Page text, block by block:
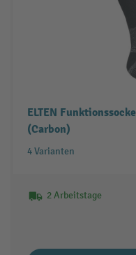
ELTEN
(Carbon)
4 Varianten
2 Arbeitstage